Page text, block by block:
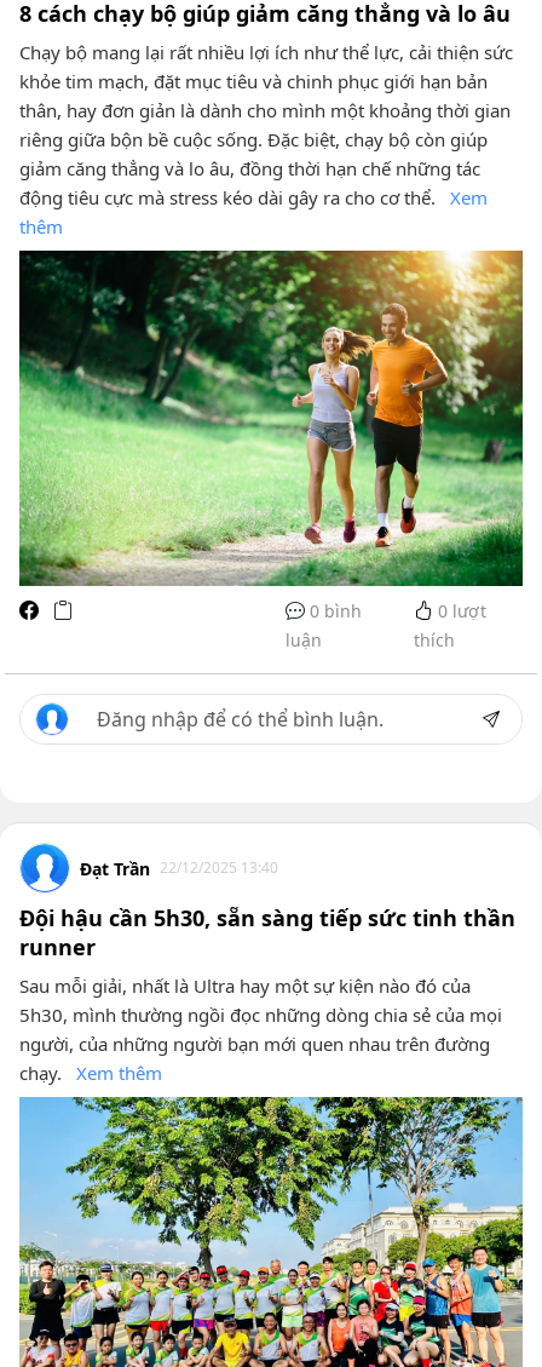
8 cách chạy bộ giúp giảm căng thẳng và lo âu
Chạy bộ mang lại rất nhiều lợi ích như thể lực, cải thiện sức
khỏe tim mạch, đặt mục tiêu và chinh phục giới hạn bản
thân, hay đơn giản là dành cho mình một khoảng thời gian
riêng giữa bộn bề cuộc sống. Đặc biệt, chạy bộ còn giúp
giảm căng thẳng và lo âu, đồng thời hạn chế những tác
động tiêu cực mà stress kéo dài gây ra cho cơ thể.
Xem
thêm
0 bình
luận
0lượt
thích
Đạt Trần 22/12/2025 13:40
Đội hậu cần 5h30, sẵn sàng tiếp sức tinh thần
runner
Sau mỗi giải, nhất là Ultra hay một sự kiện nào đó của
5h30, mình thường ngồi đọc những dòng chia sẻ của mọi
người, của những người bạn mới quen nhau trên đường
chạy.
Xem thêm